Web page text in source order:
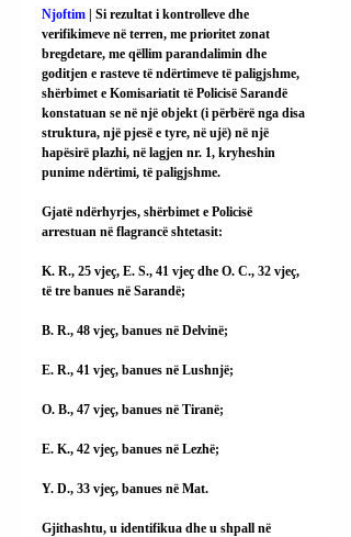
Njoftim | Si rezultat i kontrolleve dhe
verifikimeve në terren, me prioritet zonat
bregdetare, me qëllim parandalimin dhe
goditjen e rasteve të ndërtimeve të paligjshme,
shërbimet e Komisariatit të Policisë Sarandë
konstatuan se në një objekt (i përbërë nga disa
struktura, një pjesë e tyre, në ujë) në një
hapësirë plazhi, në lagjen nr. 1, kryheshin
punime ndërtimi, të paligjshme.
Gjatë ndërhyrjes, shërbimet e Policisë
arrestuan në flagrancë shtetasit:
K. R., 25 vjeç, E. S., 41 vjeç dhe O. C., 32 vjeç,
të tre banues në Sarandë;
B. R., 48 vjeç, banues në Delvinë;
E. R., 41 vjeç, banues në Lushnjë;
O. B., 47 vjeç, banues në Tiranë;
E. K., 42 vjeç, banues në Lezhë;
Y. D., 33 vjeç, banues në Mat.
Gjithashtu, u identifikua dhe u shpall në